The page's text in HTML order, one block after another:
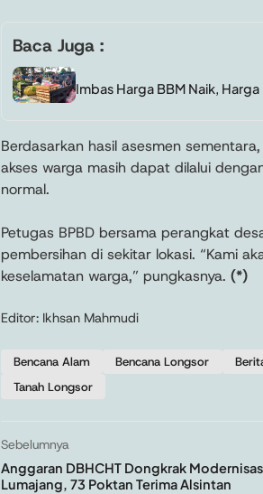
Baca Juga :
Imbas Harga BBM Naik,
Berdasarkan hasil asesmen
akses warga masih dapat dilalui
normal.
Petugas BPBD bersama perangkat
pembersihan di sekitar lokasi. “Kami
keselamatan warga,” pungkasnya. (*)
Editor: Ikhsan Mahmudi
Bencana Alam Bencana Longsor
Tanah Longsor
Sebelumnya
Anggaran DBHCHT Dongkrak
Lumajang, 73 Poktan Terima Alsintan